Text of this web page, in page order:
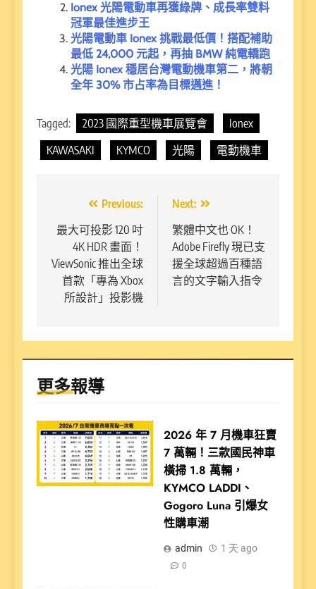
Ionex 光陽電動車再獲綠牌、成長率雙料
冠軍最佳進步王
光陽電動車 Ionex 挑戰最低價！搭配補助
最低 24,000 元起，再抽 BMW 純電轎跑
光陽 Ionex 穩居台灣電動機車第二，將朝
全年 30% 市占率為目標邁進！
Tagged: 2023 國際重型機車展覽會
Ionex
KAWASAKI
KYMCO 光陽 電動機車
章
導
覽
Previous:
最大可投影 120 吋
4K HDR 畫面！
ViewSonic 推出全球
首款「專為 Xbox
所設計」投影機
Next:
繁體中文也 OK！
Adobe Firefly 現已支
援全球超過百種語
言的文字輸入指令
更多報導
2026 年 7 月機車狂賣
7 萬輛！三款國民神車
橫掃 1.8 萬輛，
KYMCO LADDI、
Gogoro Luna 引爆女
性購車潮
admin 1 天 ago
0